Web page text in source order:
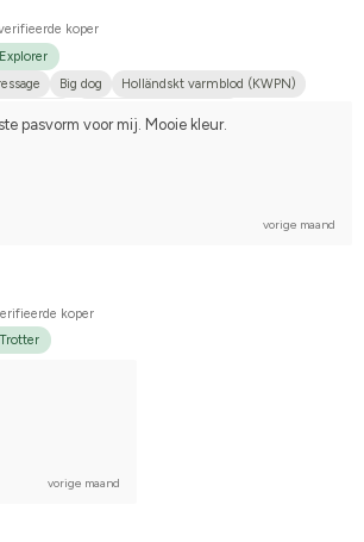
koper
Big dog
Holländskt varmblod (KWPN)
pasvorm voor mij. Mooie kleur.
vorige maand
koper
vorige maand